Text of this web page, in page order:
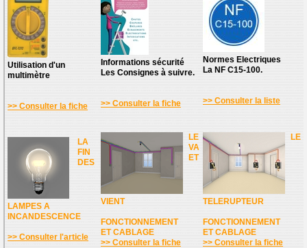
Utilisation d'un
multimètre
>> Consulter la fiche
Informations sécurité
Les Consignes à suivre.
>> Consulter la fiche
Normes Electriques
La NF C15-100.
>> Consulter la liste
LA
FIN
DES
LAMPES A
INCANDESCENCE
>> Consulter l'article
LE
VA
ET
VIENT
FONCTIONNEMENT
ET CABLAGE
>> Consulter la fiche
LE
TELERUPTEUR
FONCTIONNEMENT
ET CABLAGE
>> Consulter la fiche